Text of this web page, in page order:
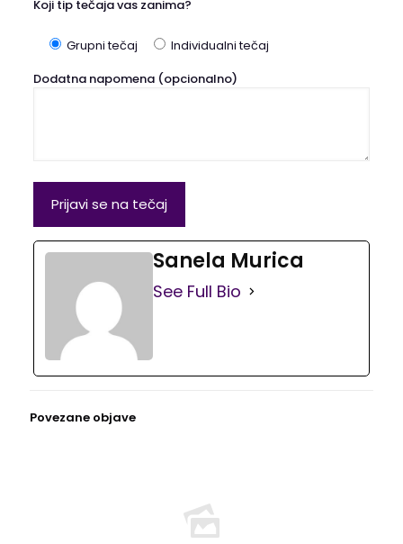
Koji tip tečaja vas zanima?
Grupni tečaj
Individualni tečaj
Dodatna napomena (opcionalno)
Sanela Murica
See Full Bio
Povezane objave